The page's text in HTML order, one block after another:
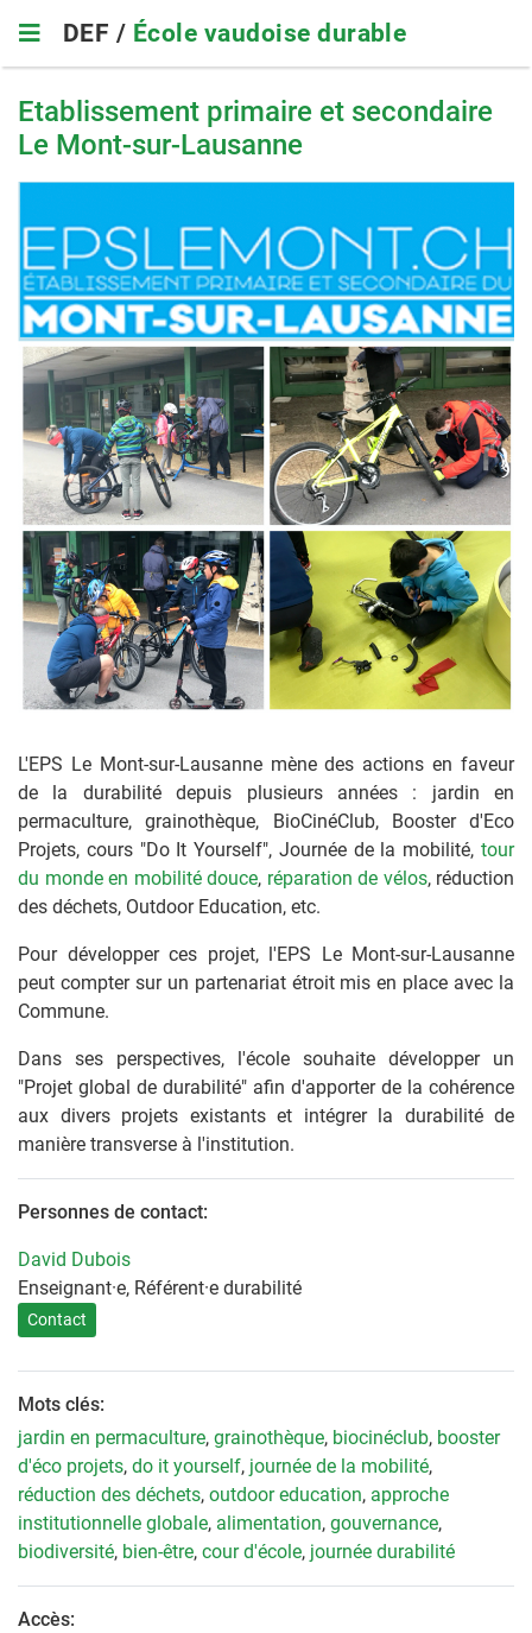
main
navigation
DEF / École vaudoise durable
Etablissement primaire et secondaire
Le Mont-sur-Lausanne
L'EPS Le Mont-sur-Lausanne mène des actions en faveur
de la durabilité depuis plusieurs années : jardin en
permaculture, grainothèque, BioCinéClub, Booster d'Eco
Projets, cours "Do It Yourself", Journée de la mobilité, tour
du monde en mobilité douce, réparation de vélos, réduction
des déchets, Outdoor Education, etc.
Pour développer ces projet, l'EPS Le Mont-sur-Lausanne
peut compter sur un partenariat étroit mis en place avec la
Commune.
Dans ses perspectives, l'école souhaite développer un
"Projet global de durabilité" afin d'apporter de la cohérence
aux divers projets existants et intégrer la durabilité de
manière transverse à l'institution.
Personnes de contact:
David Dubois
Enseignant·e, Référent·e durabilité
Contact
Mots clés:
jardin en permaculture, grainothèque, biocinéclub, booster
d'éco projets, do it yourself, journée de la mobilité,
réduction des déchets, outdoor education, approche
institutionnelle globale, alimentation, gouvernance,
biodiversité, bien-être, cour d'école, journée durabilité
Accès: